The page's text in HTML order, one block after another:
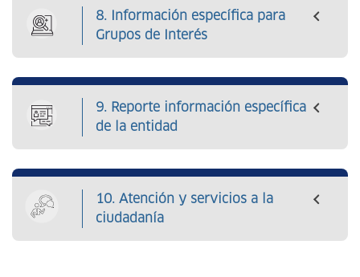
8. Información específica para
Grupos de Interés
9. Reporte información específica
de la entidad
10. Atención y servicios a la
ciudadanía